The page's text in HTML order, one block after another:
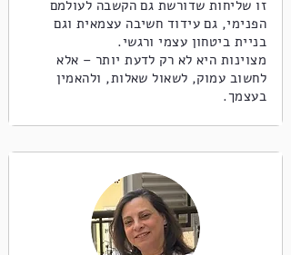
זו שליחות שדורשת גם הקשבה לעולמם
הפנימי, גם עידוד חשיבה עצמאית וגם
בניית ביטחון עצמי ורגשי.
מצוינות היא לא רק לדעת יותר – אלא
לחשוב עמוק, לשאול שאלות, ולהאמין
בעצמך.